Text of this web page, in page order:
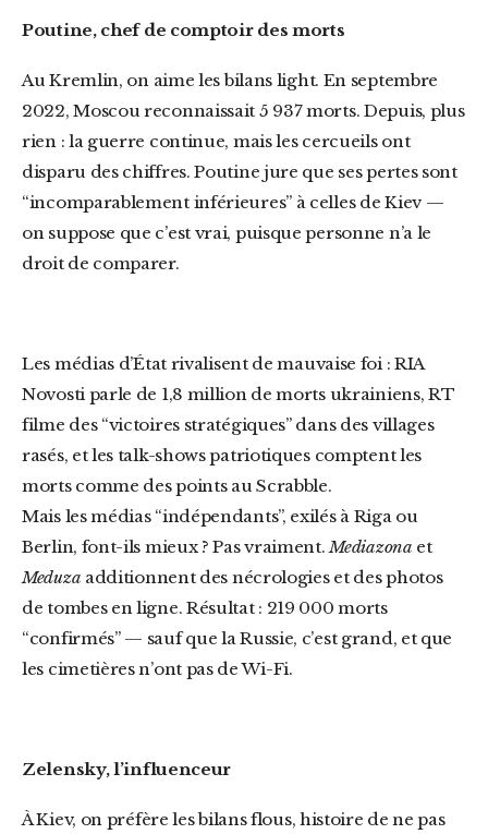
Poutine, chef de comptoir des morts
Au Kremlin, on aime les bilans light. En septembre
2022, Moscou reconnaissait 5 937 morts. Depuis, plus
rien : la guerre continue, mais les cercueils ont
disparu des chiffres. Poutine jure que ses pertes sont
“incomparablement inférieures” à celles de Kiev —
on suppose que c’est vrai, puisque personne n’a le
droit de comparer.
Les médias d’État rivalisent de mauvaise foi : RIA
Novosti parle de 1,8 million de morts ukrainiens, RT
filme des “victoires stratégiques” dans des villages
rasés, et les talk-shows patriotiques comptent les
morts comme des points au Scrabble.
Mais les médias “indépendants”, exilés à Riga ou
Berlin, font-ils mieux ? Pas vraiment.Mediazona et
Meduza additionnent des nécrologies et des photos
de tombes en ligne. Résultat : 219 000 morts
“confirmés” — sauf que la Russie, c’est grand, et que
les cimetières n’ont pas de Wi-Fi.
Zelensky, l’influenceur
À Kiev, on préfère les bilans flous, histoire de ne pas